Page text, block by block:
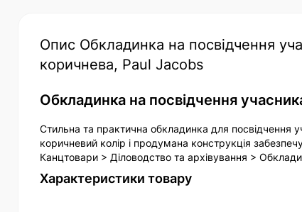
Опис Обкладинка на посвідчення
коричнева, Paul Jacobs
Обкладинка на посвідчення
Стильна та практична обкладинка для посвідчення
коричневий колір і продумана конструкція
Канцтовари > Діловодство та архівування >
Характеристики товару